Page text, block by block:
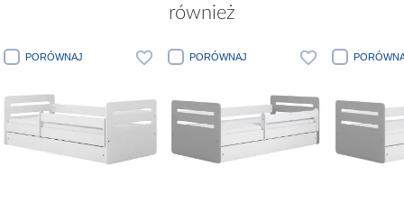
również
PORÓWNAJ PORÓWNAJ